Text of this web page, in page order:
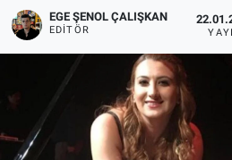
EGE ŞENOL ÇALIŞKAN
EDITÖR